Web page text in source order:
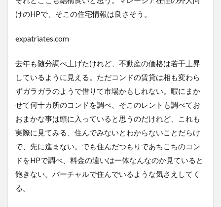
けのHPで、そこの住宅情報は良さそう。
expatriates.com
去年も随分調べ上げたけれど、不動産の価格は若干上昇
しているように見える。ただコンドの賃貸は相も変わら
ずガラガラのようで借りて市場かもしれない。暇にまか
せて何十カ所のコンドを調べ、そこのレントも調べてお
おまかな事は頭に入っていると思うのだけれど、これも
実際に見てみる、住んでみないとわからないことだらけ
で、先に進まない。でも住んだつもりであちこちのコン
ドをHPで調べ、料金の違いは一体なんなのか見ていると
飽きない。バーチャルで住んでいるような気さえしてく
る。